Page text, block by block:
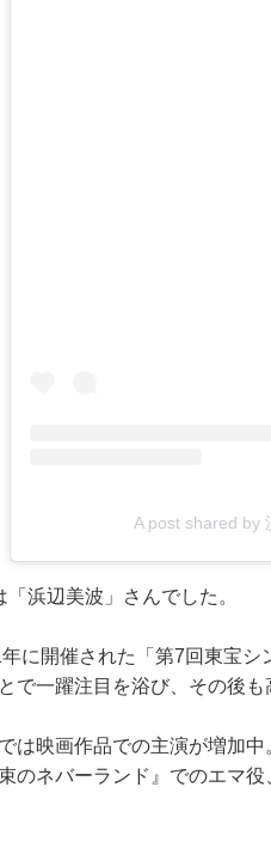
A post shared by
「浜辺美波」さんでした。
に開催された「第7回東宝
で一躍注目を浴び、その後も
は映画作品での主演が増加
束のネバーランド』でのエマ